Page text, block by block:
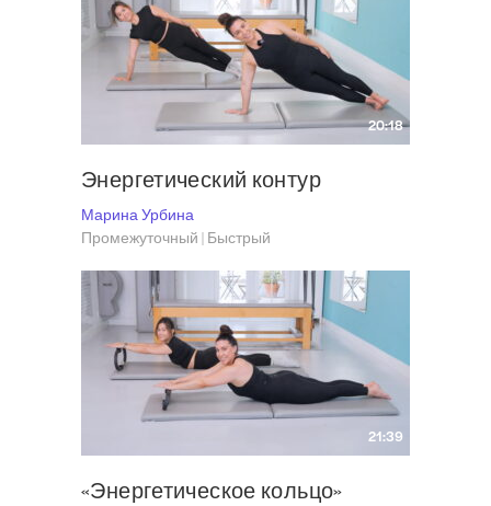
20:18
Энергетический контур
Марина Урбина
Промежуточный | Быстрый
21:39
«Энергетическое кольцо»